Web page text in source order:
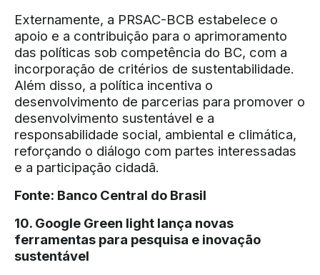
Externamente, a PRSAC-BCB estabelece o
apoio e a contribuição para o aprimoramento
das políticas sob competência do BC, com a
incorporação de critérios de sustentabilidade.
Além disso, a política incentiva o
desenvolvimento de parcerias para promover o
desenvolvimento sustentável e a
responsabilidade social, ambiental e climática,
reforçando o diálogo com partes interessadas
e a participação cidadã.
Fonte: Banco Central do Brasil
10. Google Green light lança novas
ferramentas para pesquisa e inovação
sustentável